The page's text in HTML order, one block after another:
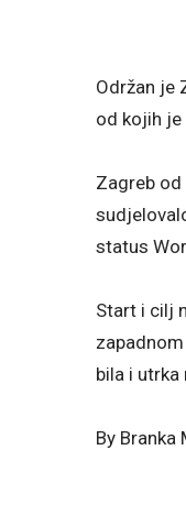
Održan je
od kojih je
Zagreb
status
Start i cilj
bila i
By Branka